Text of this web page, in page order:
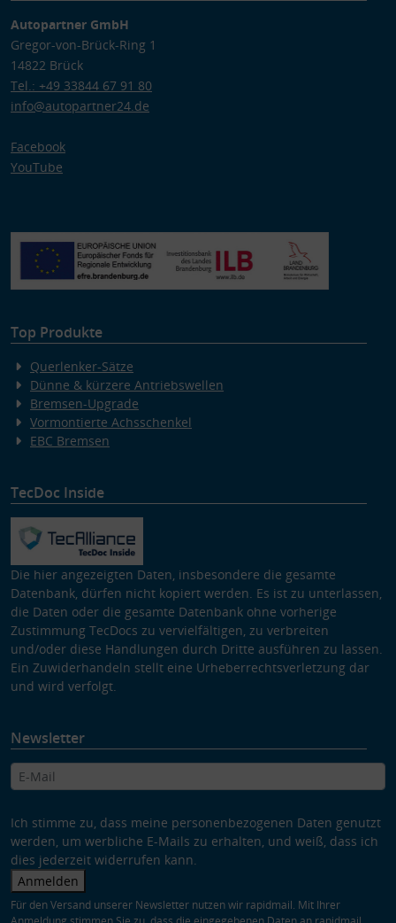
Autopartner GmbH
Gregor-von-Brück-Ring 1
14822 Brück
Tel.: +49 33844 67 91 80
info@autopartner24.de
Facebook
YouTube
Top Produkte
Querlenker-Sätze
Dünne & kürzere Antriebswellen
Bremsen-Upgrade
Vormontierte Achsschenkel
EBC Bremsen
TecDoc Inside
Die hier angezeigten Daten, insbesondere die gesamte
Datenbank, dürfen nicht kopiert werden. Es ist zu unterlassen,
die Daten oder die gesamte Datenbank ohne vorherige
Zustimmung TecDocs zu vervielfältigen, zu verbreiten
und/oder diese Handlungen durch Dritte ausführen zu lassen.
Ein Zuwiderhandeln stellt eine Urheberrechtsverletzung dar
und wird verfolgt.
Newsletter
Ich stimme zu, dass meine personenbezogenen Daten genutzt
werden, um werbliche E-Mails zu erhalten, und weiß, dass ich
dies jederzeit widerrufen kann.
Anmelden
Für den Versand unserer Newsletter nutzen wir rapidmail. Mit Ihrer